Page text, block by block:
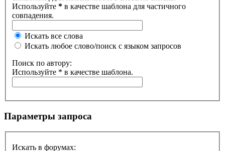
Используйте * в качестве шаблона для частичного
совпадения.
Искать все слова
Искать любое слово/поиск с языком запросов
Поиск по автору:
Используйте * в качестве шаблона.
Параметры запроса
Искать в форумах: